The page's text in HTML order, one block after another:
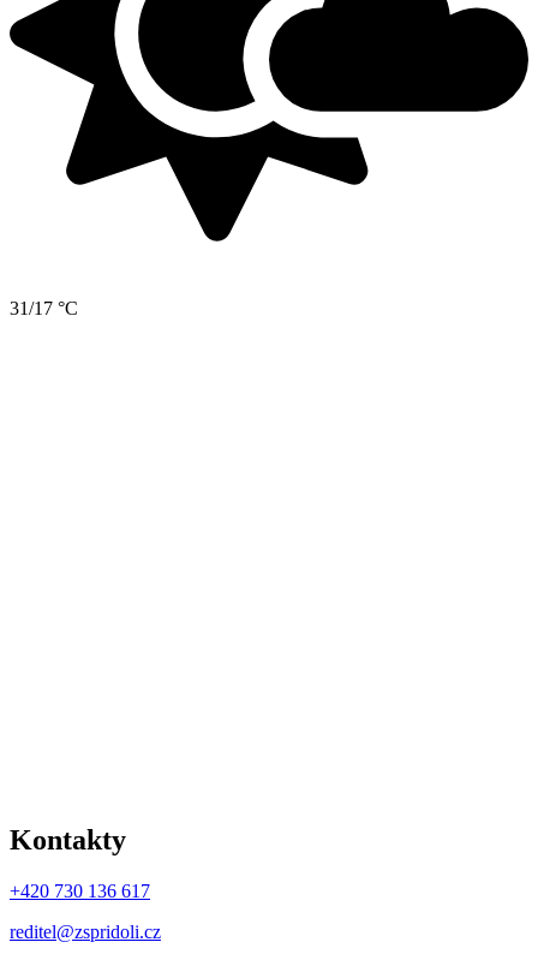
31/17 °C
Kontakty
+420 730 136 617
reditel@zspridoli.cz